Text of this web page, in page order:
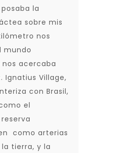
la
sobre mis
nos
mundo
acercaba
Ignatius Village,
con Brasil,
el
como arterias
tierra, y la